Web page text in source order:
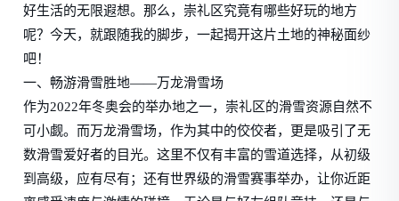
好生活的无限遐想。那么，崇礼区究竟有哪些好玩的地方
呢？今天，就跟随我的脚步，一起揭开这片土地的神秘面纱
吧！
一、畅游滑雪胜地——万龙滑雪场
作为2022年冬奥会的举办地之一，崇礼区的滑雪资源自然不
可小觑。而万龙滑雪场，作为其中的佼佼者，更是吸引了无
数滑雪爱好者的目光。这里不仅有丰富的雪道选择，从初级
到高级，应有尽有；还有世界级的滑雪赛事举办，让你近距